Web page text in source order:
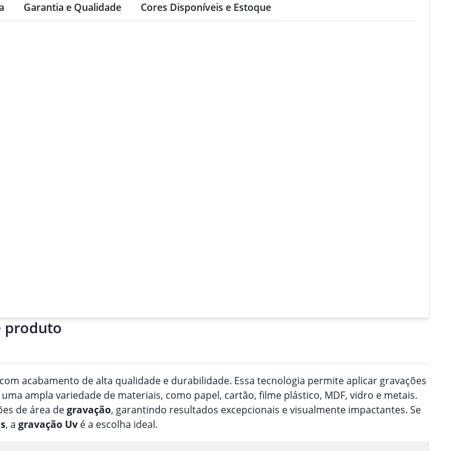
Garantia e Qualidade Cores Disponíveis e Estoque
produto
com acabamento de alta qualidade e durabilidade. Essa tecnologia permite aplicar gravações
ampla variedade de materiais, como papel, cartão, filme plástico, MDF, vidro e metais.
de área degravação, garantindo resultados excepcionais e visualmente impactantes. Se
, a gravação Uv é a escolha ideal.